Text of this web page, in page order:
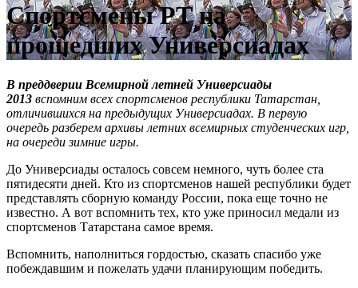
Спортсмены РТ на
прошедших Универсиадах
В преддверии Всемирной летней Универсиады
2013 вспомним всех спортсменов республики Татарстан,
отличившихся на предыдущих Универсиадах. В первую
очередь разберем архивы летних всемирных студенческих игр,
на очереди зимние игры.
До Универсиады осталось совсем немного, чуть более ста
пятидесяти дней. Кто из спортсменов нашей республики будет
представлять сборную команду России, пока еще точно не
известно. А вот вспомнить тех, кто уже приносил медали из
спортсменов Татарстана самое время.
Вспомнить, наполниться гордостью, сказать спасибо уже
побеждавшим и пожелать удачи планирующим победить.